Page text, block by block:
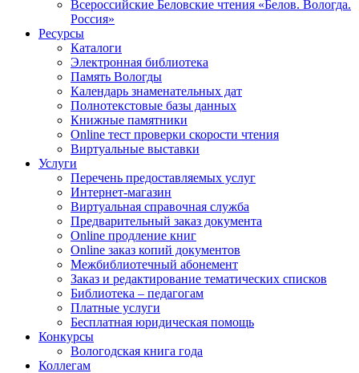
Всероссийские Беловские чтения «Белов. Вологда.
Россия»
Ресурсы
Каталоги
Электронная библиотека
Память Вологды
Календарь знаменательных дат
Полнотекстовые базы данных
Книжные памятники
Online тест проверки скорости чтения
Виртуальные выставки
Услуги
Перечень предоставляемых услуг
Интернет-магазин
Виртуальная справочная служба
Предварительный заказ документа
Online продление книг
Online заказ копий документов
Межбиблиотечный абонемент
Заказ и редактирование тематических списков
Библиотека – педагогам
Платные услуги
Бесплатная юридическая помощь
Конкурсы
Вологодская книга года
Коллегам